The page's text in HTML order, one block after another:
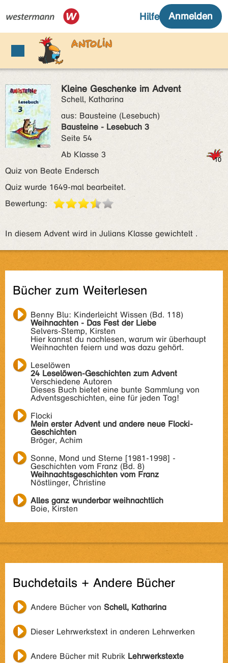
Kleine Geschenke im Advent
Schell, Katharina
aus: Bausteine (Lesebuch)
Bausteine - Lesebuch 3
Seite 54
Ab Klasse 3
Quiz von Beate Endersch
Quiz wurde 1649-mal bearbeitet.
Bewertung:
In diesem Advent wird in Julians Klasse gewichtelt .
Bücher zum Weiterlesen
Benny Blu: Kinderleicht Wissen (Bd. 118)
Weihnachten - Das Fest der Liebe
Selvers-Stemp, Kirsten
Hier kannst du nachlesen, warum wir überhaupt
Weihnachten feiern und was dazu gehört.
Leselöwen
24 Leselöwen-Geschichten zum Advent
Verschiedene Autoren
Dieses Buch bietet eine bunte Sammlung von
Adventsgeschichten, eine für jeden Tag!
Flocki
Mein erster Advent und andere neue Flocki-
Geschichten
Bröger, Achim
Sonne, Mond und Sterne [1981-1998] -
Geschichten vom Franz (Bd. 8)
Weihnachtsgeschichten vom Franz
Nöstlinger, Christine
Alles ganz wunderbar weihnachtlich
Boie, Kirsten
Buchdetails + Andere Bücher
Andere Bücher von Schell, Katharina
Dieser Lehrwerkstext in anderen Lehrwerken
Andere Bücher mit Rubrik Lehrwerkstexte